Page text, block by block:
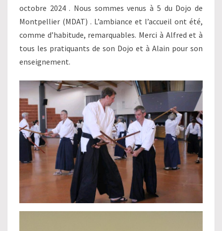
octobre 2024 . Nous sommes venus à 5 du Dojo de
Montpellier (MDAT) . L’ambiance et l’accueil ont été,
comme d’habitude, remarquables. Merci à Alfred et à
tous les pratiquants de son Dojo et à Alain pour son
enseignement.